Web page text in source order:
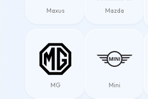
Maxus Mazda
MG Mini